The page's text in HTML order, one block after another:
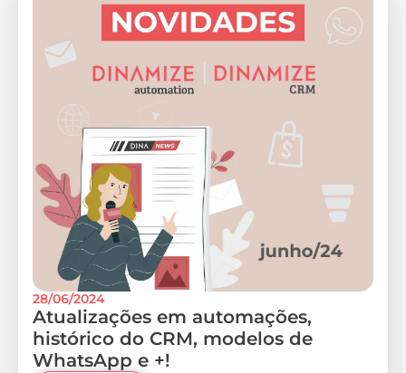
28/06/2024
Atualizações em automações,
histórico do CRM, modelos de
WhatsApp e +!